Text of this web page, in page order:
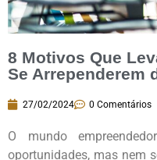
8 Motivos Que
Se Arrependerem
27/02/2024 0 Comentários
O mundo
oportunidades, mas nem